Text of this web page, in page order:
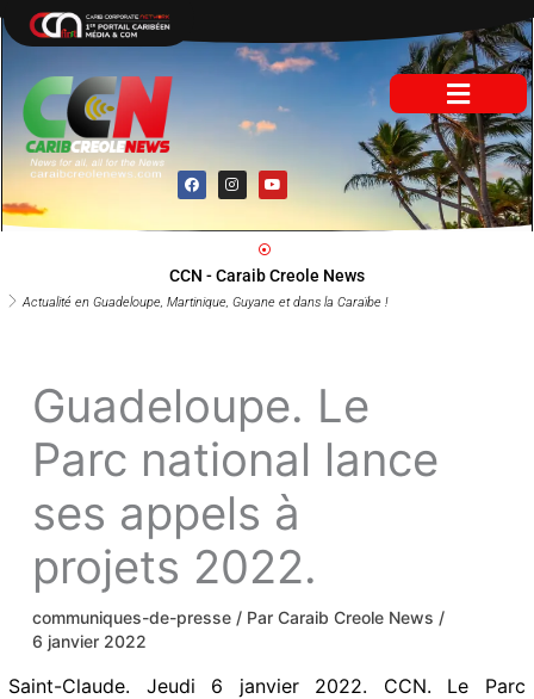
au
F
a
c
b
k
I
n
s
a
a
Y
o
u
u
b
Actualité en Guadeloupe, Martinique, Guyane et dans la Caraïbe !
CCN - Caraib Creole News
Guadeloupe. Le
Parc national
lance ses appels à
projets 2022.
communiques-de-presse / ParCaraib Creole
News/6 janvier 2022
Saint-Claude. Jeudi 6 janvier 2022. CCN. Le Parc